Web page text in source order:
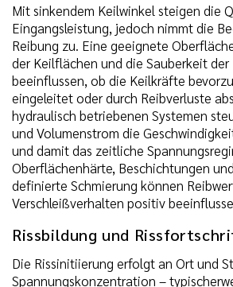
Mit sinkendem Keilwinkel steigen die
Eingangsleistung, jedoch nimmt die
Reibung zu. Eine geeignete
der Keilflächen und die Sauberkeit
beeinflussen, ob die Keilkräfte
eingeleitet oder durch Reibverluste
hydraulisch betriebenen Systemen
und Volumenstrom die
und damit das zeitliche
Oberflächenhärte, Beschichtungen
definierte Schmierung können
Verschleißverhalten positiv
Rissbildung und
Die Rissinitiierung erfolgt an Ort und
Spannungskonzentration –